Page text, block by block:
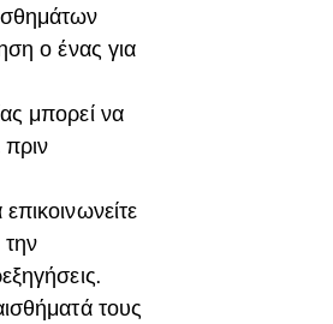
ο ένας για
μπορεί να
τους